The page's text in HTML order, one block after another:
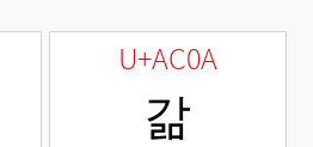
U+AC0A
갊